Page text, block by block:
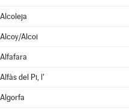
Alcoleja
Alcoy/Alcoi
Alfafara
Alfàs del Pi, l'
Algorfa